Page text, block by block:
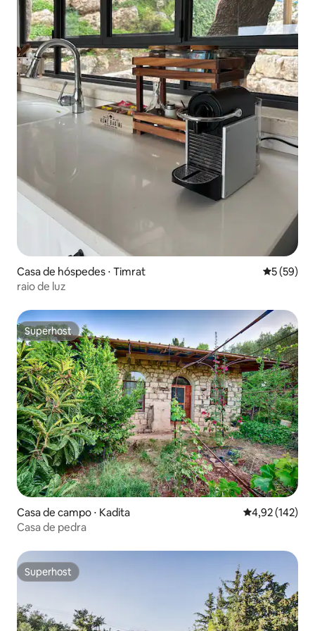
Casa de hóspedes ⋅ Timrat 5 de uma
5 (59)
raio de luz
Superhost
Superhost
Casa de campo ⋅ Kadita 4,92 de uma
4,92 (142)
Casa de pedra
Superhost
Superhost